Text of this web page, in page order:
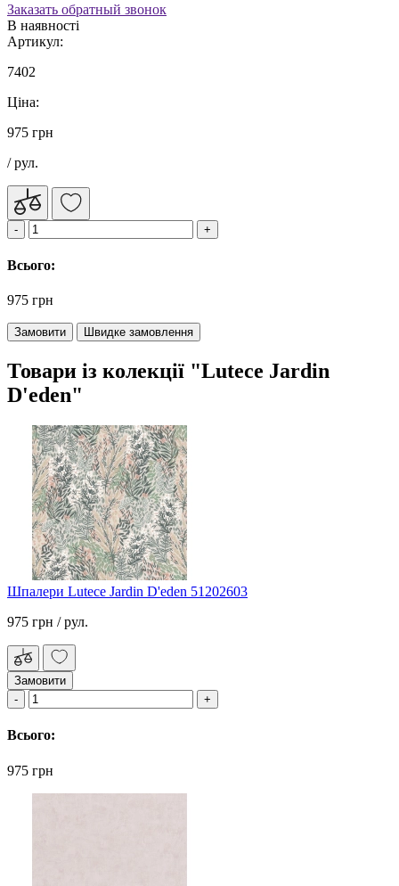
Заказать обратный звонок
В наявності
Артикул:
7402
Ціна:
975 грн
/ рул.
Всього:
975 грн
Замовити Швидке замовлення
Товари із колекції "Lutece Jardin
D'eden"
Шпалери Lutece Jardin D'eden 51202603
975 грн / рул.
Замовити
Всього:
975 грн